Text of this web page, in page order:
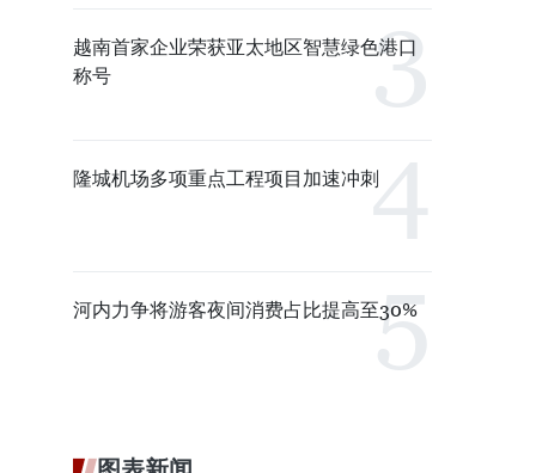
越南首家企业荣获亚太地区智慧绿色港口
称号
隆城机场多项重点工程项目加速冲刺
河内力争将游客夜间消费占比提高至30%